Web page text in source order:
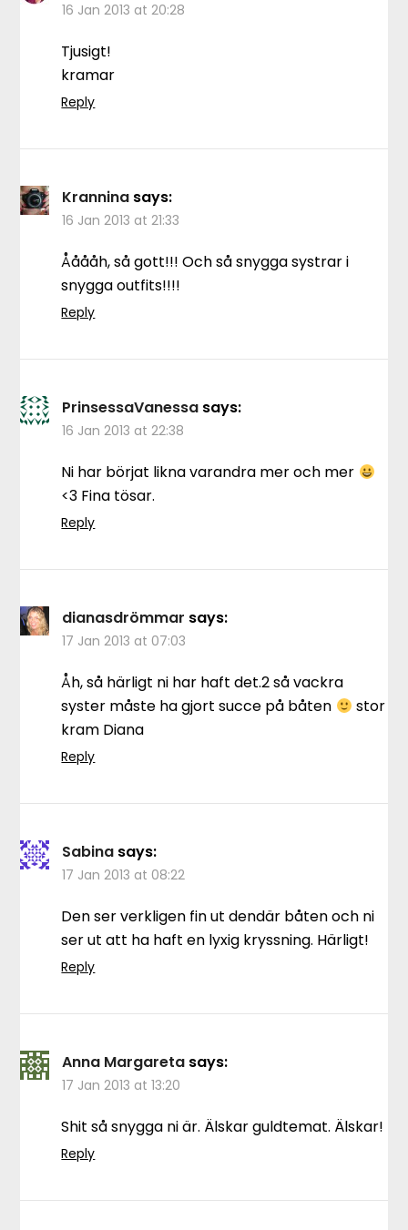
16 Jan 2013 at 20:28
Tjusigt!
kramar
Reply
Krannina says:
16 Jan 2013 at 21:33
Ååååh, så gott!!! Och så snygga systrar i
snygga outfits!!!!
Reply
PrinsessaVanessa says:
16 Jan 2013 at 22:38
Ni har börjat likna varandra mer och mer
<3 Fina tösar.
Reply
dianasdrömmar says:
17 Jan 2013 at 07:03
Åh, så härligt ni har haft det.2 så vackra
syster måste ha gjort succe på båten
stor
kram Diana
Reply
Sabina says:
17 Jan 2013 at 08:22
Den ser verkligen fin ut dendär båten och ni
ser ut att ha haft en lyxig kryssning. Härligt!
Reply
Anna Margareta says:
17 Jan 2013 at 13:20
Shit så snygga ni är. Älskar guldtemat. Älskar!
Reply